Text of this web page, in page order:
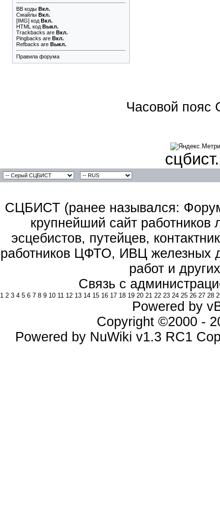
BB коды Вкл.
Смайлы Вкл.
[IMG] код Вкл.
HTML код Выкл.
Trackbacks are Вкл.
Pingbacks are Вкл.
Refbacks are Выкл.
Правила форума
Часовой пояс
СЦБИСТ (ранее назывался:
крупнейший сайт работников
эсцебистов, путейцев,
работников ЦФТО, ИВЦ железных
работ и
Связь с
1 2 3 4 5 6 7 8 9 10 11 12 13 14 15 16 17 18 19 20 21 22 23 24 25 26 27 28
Powered by
Copyright ©2000 -
Powered by NuWiki v1.3 RC1